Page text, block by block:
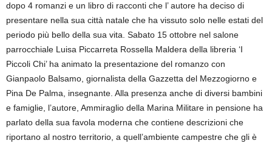
dopo 4 romanzi e un libro di racconti che l’ autore ha deciso di
presentare nella sua città natale che ha vissuto solo nelle estati del
periodo più bello della sua vita. Sabato 15 ottobre nel salone
parrocchiale Luisa Piccarreta Rossella Maldera della libreria ‘I
Piccoli Chi’ ha animato la presentazione del romanzo con
Gianpaolo Balsamo, giornalista della Gazzetta del Mezzogiorno e
Pina De Palma, insegnante. Alla presenza anche di diversi bambini
e famiglie, l’autore, Ammiraglio della Marina Militare in pensione ha
parlato della sua favola moderna che contiene descrizioni che
riportano al nostro territorio, a quell’ambiente campestre che gli è